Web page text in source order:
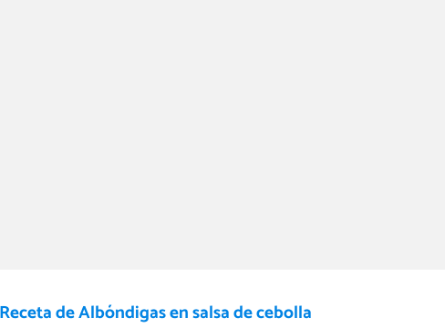
Receta de Albóndigas en salsa de cebolla